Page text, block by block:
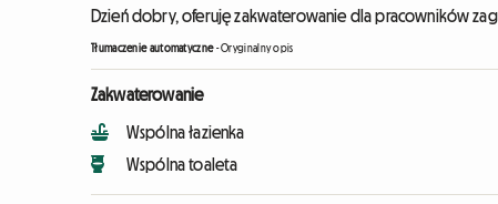
Dzień dobry, oferuję zakwaterowanie dla pracowników
Tłumaczenie automatyczne-Oryginalny opis
Zakwaterowanie
Wspólna łazienka
Wspólna toaleta